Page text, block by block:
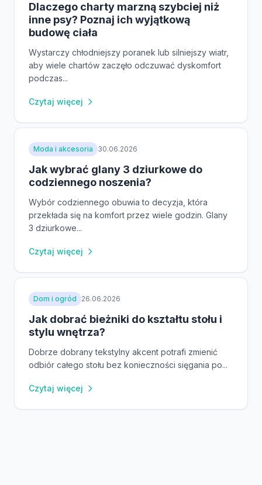
Dlaczego charty marzną szybciej niż
inne psy? Poznaj ich wyjątkową
budowę ciała
Wystarczy chłodniejszy poranek lub silniejszy wiatr,
aby wiele chartów zaczęło odczuwać dyskomfort
podczas...
Czytaj więcej
Moda i akcesoria 30.06.2026
Jak wybrać glany 3 dziurkowe do
codziennego noszenia?
Wybór codziennego obuwia to decyzja, która
przekłada się na komfort przez wiele godzin. Glany
3 dziurkowe...
Czytaj więcej
Dom i ogród 26.06.2026
Jak dobrać bieżniki do kształtu stołu i
stylu wnętrza?
Dobrze dobrany tekstylny akcent potrafi zmienić
odbiór całego stołu bez konieczności sięgania po...
Czytaj więcej